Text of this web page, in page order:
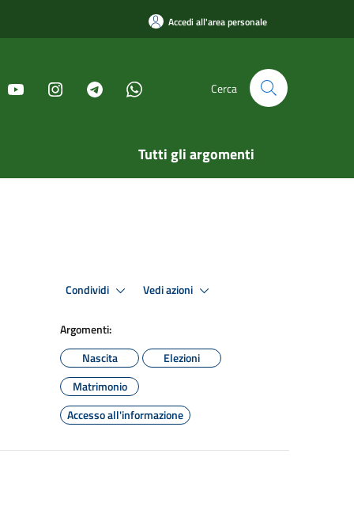
Accedi all'area personale
Cerca
Tutti gli argomenti
Condividi Vedi azioni
Argomenti:
Nascita
Elezioni
Matrimonio
Accesso all'informazione